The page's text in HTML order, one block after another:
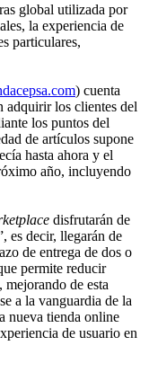
global utilizada por
la experiencia de
particulares,
) cuenta
adquirir los clientes del
los puntos del
de artículos supone
hasta ahora y el
año, incluyendo
disfrutarán de
es decir, llegarán de
de entrega de dos o
permite reducir
de esta
a la vanguardia de la
nueva tienda online
de usuario en